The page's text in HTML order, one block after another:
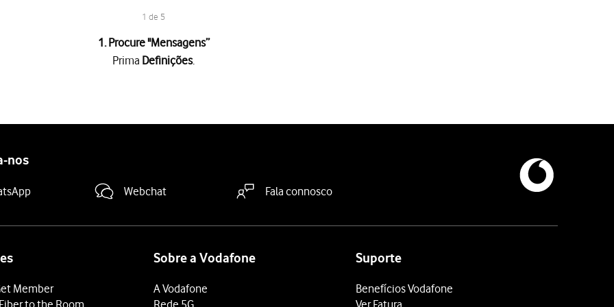
1 de 5
1. Procure "Mensagens”
Prima Definições.
o dedo de baixo para cima
nos
Webchat Fala connosco
Member
to the Room
Sobre a Vodafone
A Vodafone
Rede 5G
Suporte
Benefícios Vodafone
Ver Fatura